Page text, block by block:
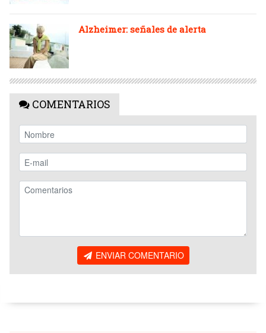
Alzheimer: señales de alerta
COMENTARIOS
ENVIAR COMENTARIO